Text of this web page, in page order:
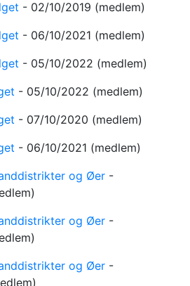
- 02/10/2019 (medlem)
- 06/10/2021 (medlem)
- 05/10/2022 (medlem)
- 05/10/2022 (medlem)
- 07/10/2020 (medlem)
- 06/10/2021 (medlem)
og Øer -
og Øer -
og Øer -